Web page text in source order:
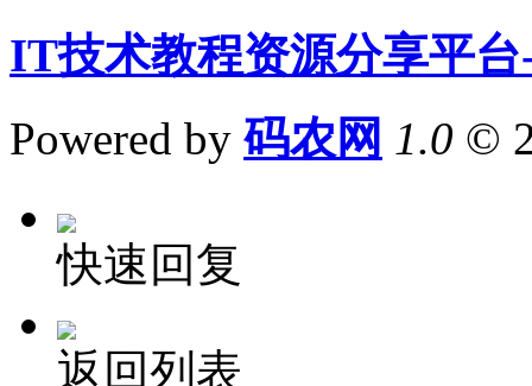
IT技术教程资源分享平
Powered by 码农网 1.0 ©
快速回复
返回列表